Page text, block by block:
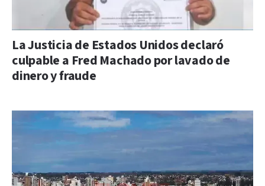
La Justicia de Estados Unidos declaró
culpable a Fred Machado por lavado de
dinero y fraude